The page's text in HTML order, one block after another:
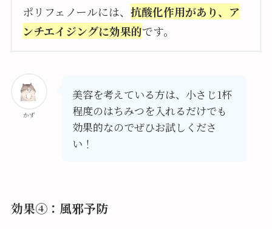
ポリフェノールには、 抗酸化作用があり、ア
ンチエイジングに効果的です。
かず
美容を考えている方は、小さじ1杯
程度のはちみつを入れるだけでも
効果的なのでぜひお試しくださ
い！
効果④：風邪予防